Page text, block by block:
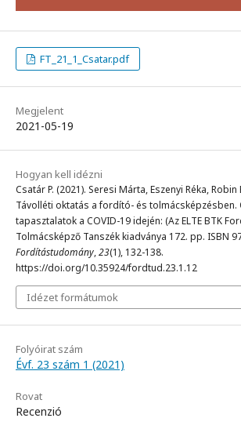
FT_21_1_Csatar.pdf
Megjelent
2021-05-19
Hogyan kell idézni
Csatár P. (2021). Seresi Márta, Eszenyi Réka, Robin
Távolléti oktatás a fordító- és
tapasztalatok a COVID-19 idején: (Az ELTE BTK
Tolmácsképző Tanszék kiadványa 172. pp. ISBN
Fordítástudomány,23(1), 132-138.
https://doi.org/10.35924/fordtud.23.1.12
Idézet formátumok
Folyóirat szám
Évf. 23 szám 1 (2021)
Rovat
Recenzió